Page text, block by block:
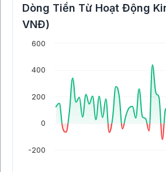
Dòng Tiền Từ Hoạt Động
VNĐ)
-200
0
200
400
600